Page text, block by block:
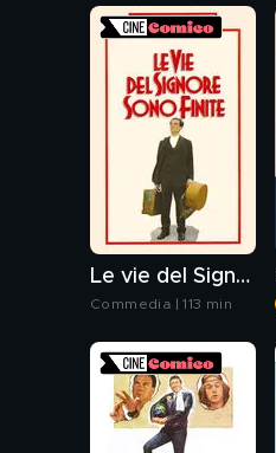
Le vie del Signore sono finite
Commedia | 113 min